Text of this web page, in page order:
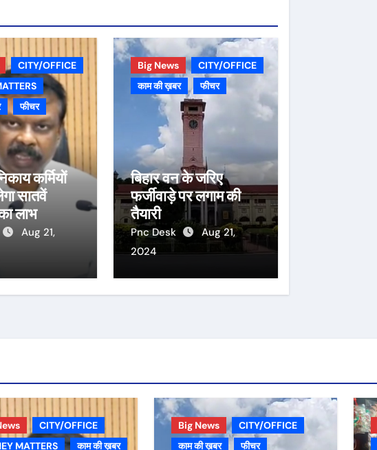
CITY/OFFICE
फीचर
कर्मियों
सातवें
लाभ
Aug 21,
Big News
CITY/OFFICE
काम की ख़बर
फीचर
बिहार वन के जरिए
फर्जीवाड़े पर लगाम की
तैयारी
Pnc Desk
Aug 21,
2024
CITY/OFFICE
MATTERS
काम की ख़बर
Big News
CITY/OFFICE
काम की ख़बर
फीचर